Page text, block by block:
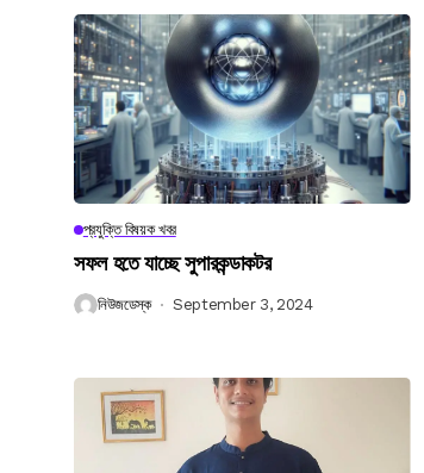
প্রযুক্তি বিষয়ক খবর
সফল হতে যাচ্ছে সুপারকন্ডাকটর
নিউজডেস্ক September 3, 2024